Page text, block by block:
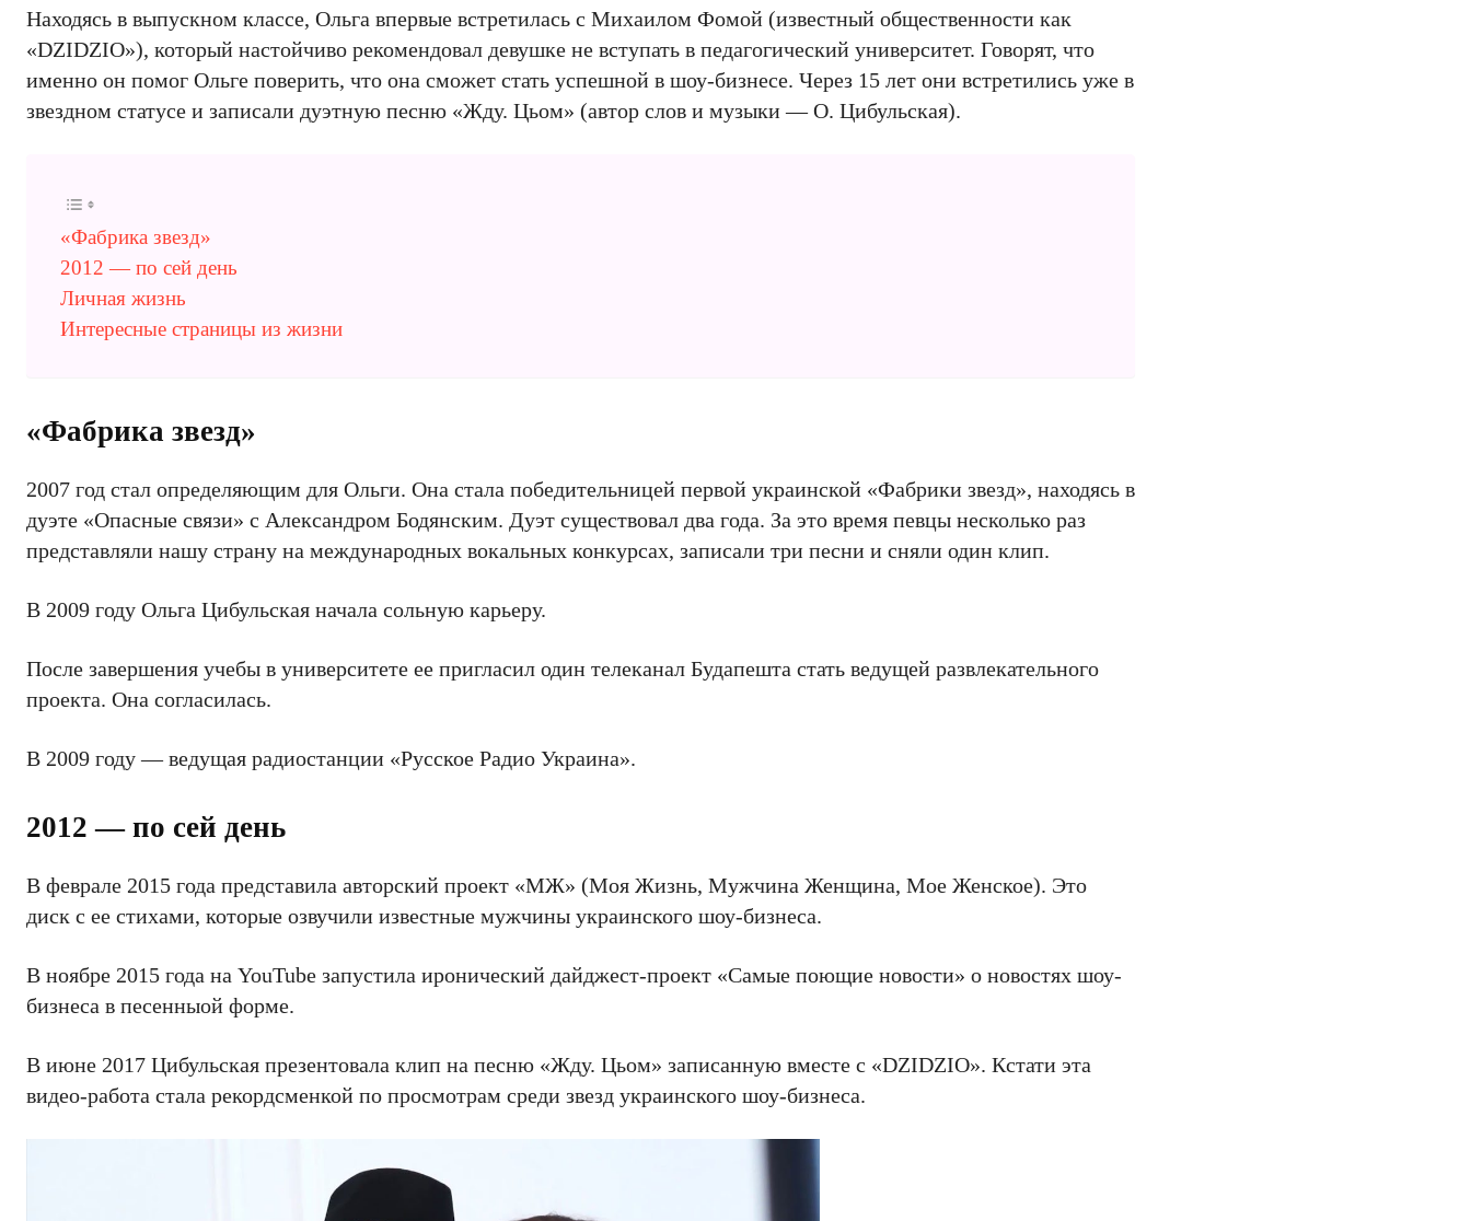
Находясь в выпускном классе, Ольга впервые встретилась с Михаилом Фомой (известный общественности как
«DZIDZIO»), который настойчиво рекомендовал девушке не вступать в педагогический университет. Говорят, что
именно он помог Ольге поверить, что она сможет стать успешной в шоу-бизнесе. Через 15 лет они встретились уже в
звездном статусе и записали дуэтную песню «Жду. Цьом» (автор слов и музыки — О. Цибульская).
«Фабрика звезд»
2012 — по сей день
Личная жизнь
Интересные страницы из жизни
«Фабрика звезд»
2007 год стал определяющим для Ольги. Она стала победительницей первой украинской «Фабрики звезд», находясь в
дуэте «Опасные связи» с Александром Бодянским. Дуэт существовал два года. За это время певцы несколько раз
представляли нашу страну на международных вокальных конкурсах, записали три песни и сняли один клип.
В 2009 году Ольга Цибульская начала сольную карьеру.
После завершения учебы в университете ее пригласил один телеканал Будапешта стать ведущей развлекательного
проекта. Она согласилась.
В 2009 году — ведущая радиостанции «Русское Радио Украина».
2012 — по сей день
В феврале 2015 года представила авторский проект «МЖ» (Моя Жизнь, Мужчина Женщина, Мое Женское). Это
диск с ее стихами, которые озвучили известные мужчины украинского шоу-бизнеса.
В ноябре 2015 года на YouTube запустила иронический дайджест-проект «Самые поющие новости» о новостях шоу-
бизнеса в песенныой форме.
В июне 2017 Цибульская презентовала клип на песню «Жду. Цьом» записанную вместе с «DZIDZIO». Кстати эта
видео-работа стала рекордсменкой по просмотрам среди звезд украинского шоу-бизнеса.